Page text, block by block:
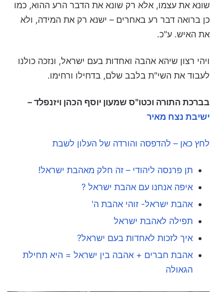
שונא את עצמו, אלא רק שונא את הדבר הרע ההוא, כמו
כן ברואה דבר רע באחרים – ישנא רק את המידה, ולא
את האיש. ע"כ.
ויהי רצון שיהא אהבה ואחדות בעם ישראל, ונזכה כולנו
לעבוד את השי"ת בלבב שלם, בדחילו ורחימו.
בברכת התורה וכטו"ס שמעון יוסף הכהן ויזנפלד –
ישיבת נצח מאיר
לחץ כאן – להדפסה והורדה של העלון לשבת
תן פרנסה ליהודי – זה חלק מאהבת ישראל!
איפה אנחנו עם אהבת ישראל ?
אהבת ישראל- זוהי אהבת ה'
תפילה לאהבת ישראל
איך לזכות לאחדות בעם ישראל?
אהבת חברים + אהבה בין ישראל = היא תחילת
הגאולה